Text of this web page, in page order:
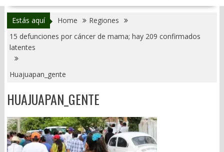
Estás aquí Home
Regiones
15 defunciones por cáncer de mama; hay 209 confirmados
latentes
Huajuapan_gente
HUAJUAPAN_GENTE